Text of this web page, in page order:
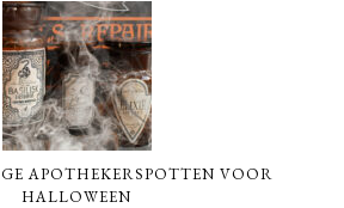
APOTHEKERSPOTTEN VOOR
HALLOWEEN